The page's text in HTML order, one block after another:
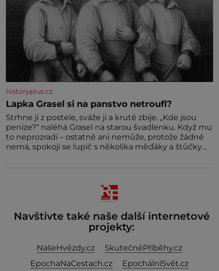
historyplus.cz
Lapka Grasel si na panstvo netroufl?
Strhne ji z postele, sváže ji a krutě zbije. „Kde jsou
peníze?“ naléhá Grasel na starou švadlenku. Když mu
to neprozradí – ostatně ani nemůže, protože žádné
nemá, spokojí se lupič s několika měďáky a štůčky
Navštivte také naše další internetové
projekty:
NašeHvězdy.cz
SkutečnéPříběhy.cz
EpochaNaCestach.cz
EpochálníSvět.cz